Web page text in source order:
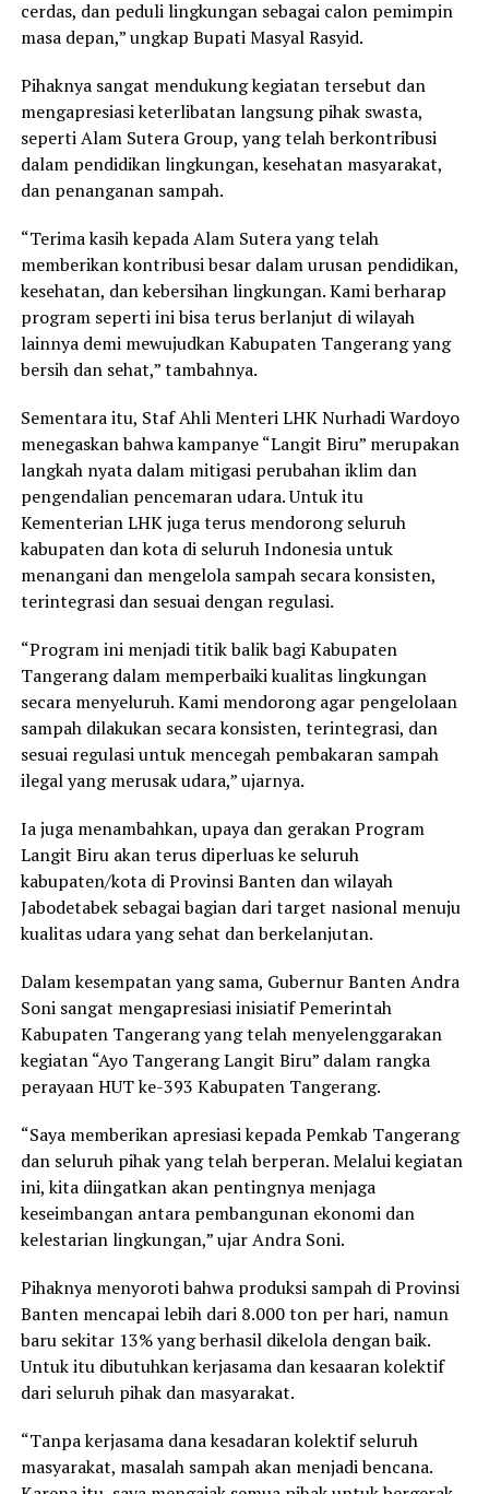
cerdas, dan peduli lingkungan sebagai calon pemimpin
masa depan,” ungkap Bupati Masyal Rasyid.
Pihaknya sangat mendukung kegiatan tersebut dan
mengapresiasi keterlibatan langsung pihak swasta,
seperti Alam Sutera Group, yang telah berkontribusi
dalam pendidikan lingkungan, kesehatan masyarakat,
dan penanganan sampah.
“Terima kasih kepada Alam Sutera yang telah
memberikan kontribusi besar dalam urusan pendidikan,
kesehatan, dan kebersihan lingkungan. Kami berharap
program seperti ini bisa terus berlanjut di wilayah
lainnya demi mewujudkan Kabupaten Tangerang yang
bersih dan sehat,” tambahnya.
Sementara itu, Staf Ahli Menteri LHK Nurhadi Wardoyo
menegaskan bahwa kampanye “Langit Biru” merupakan
langkah nyata dalam mitigasi perubahan iklim dan
pengendalian pencemaran udara. Untuk itu
Kementerian LHK juga terus mendorong seluruh
kabupaten dan kota di seluruh Indonesia untuk
menangani dan mengelola sampah secara konsisten,
terintegrasi dan sesuai dengan regulasi.
“Program ini menjadi titik balik bagi Kabupaten
Tangerang dalam memperbaiki kualitas lingkungan
secara menyeluruh. Kami mendorong agar pengelolaan
sampah dilakukan secara konsisten, terintegrasi, dan
sesuai regulasi untuk mencegah pembakaran sampah
ilegal yang merusak udara,” ujarnya.
Ia juga menambahkan, upaya dan gerakan Program
Langit Biru akan terus diperluas ke seluruh
kabupaten/kota di Provinsi Banten dan wilayah
Jabodetabek sebagai bagian dari target nasional menuju
kualitas udara yang sehat dan berkelanjutan.
Dalam kesempatan yang sama, Gubernur Banten Andra
Soni sangat mengapresiasi inisiatif Pemerintah
Kabupaten Tangerang yang telah menyelenggarakan
kegiatan “Ayo Tangerang Langit Biru” dalam rangka
perayaan HUT ke-393 Kabupaten Tangerang.
“Saya memberikan apresiasi kepada Pemkab Tangerang
dan seluruh pihak yang telah berperan. Melalui kegiatan
ini, kita diingatkan akan pentingnya menjaga
keseimbangan antara pembangunan ekonomi dan
kelestarian lingkungan,” ujar Andra Soni.
Pihaknya menyoroti bahwa produksi sampah di Provinsi
Banten mencapai lebih dari 8.000 ton per hari, namun
baru sekitar 13% yang berhasil dikelola dengan baik.
Untuk itu dibutuhkan kerjasama dan kesaaran kolektif
dari seluruh pihak dan masyarakat.
“Tanpa kerjasama dana kesadaran kolektif seluruh
masyarakat, masalah sampah akan menjadi bencana.